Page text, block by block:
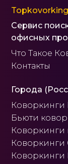
Сервис
офисных
Что Такое
Контакты
Города
Коворкинги
Бьюти
Коворкинги
Коворкинги
Коворкинги